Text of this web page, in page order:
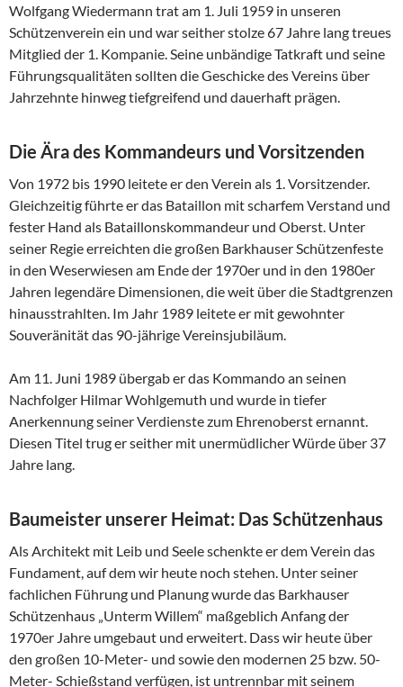
Wolfgang Wiedermann trat am 1. Juli 1959 in unseren
Schützenverein ein und war seither stolze 67 Jahre lang treues
Mitglied der 1. Kompanie. Seine unbändige Tatkraft und seine
Führungsqualitäten sollten die Geschicke des Vereins über
Jahrzehnte hinweg tiefgreifend und dauerhaft prägen.
Die Ära des Kommandeurs und Vorsitzenden
Von 1972 bis 1990 leitete er den Verein als 1. Vorsitzender.
Gleichzeitig führte er das Bataillon mit scharfem Verstand und
fester Hand als Bataillonskommandeur und Oberst. Unter
seiner Regie erreichten die großen Barkhauser Schützenfeste
in den Weserwiesen am Ende der 1970er und in den 1980er
Jahren legendäre Dimensionen, die weit über die Stadtgrenzen
hinausstrahlten. Im Jahr 1989 leitete er mit gewohnter
Souveränität das 90-jährige Vereinsjubiläum.
Am 11. Juni 1989 übergab er das Kommando an seinen
Nachfolger Hilmar Wohlgemuth und wurde in tiefer
Anerkennung seiner Verdienste zum Ehrenoberst ernannt.
Diesen Titel trug er seither mit unermüdlicher Würde über 37
Jahre lang.
Baumeister unserer Heimat: Das Schützenhaus
Als Architekt mit Leib und Seele schenkte er dem Verein das
Fundament, auf dem wir heute noch stehen. Unter seiner
fachlichen Führung und Planung wurde das Barkhauser
Schützenhaus „Unterm Willem“ maßgeblich Anfang der
1970er Jahre umgebaut und erweitert. Dass wir heute über
den großen 10-Meter- und sowie den modernen 25 bzw. 50-
Meter- Schießstand verfügen, ist untrennbar mit seinem